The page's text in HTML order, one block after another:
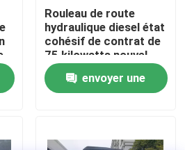
Rouleau de route
hydraulique diesel état
cohésif de contrat de
75 kilowatts nouvel
envoyer une